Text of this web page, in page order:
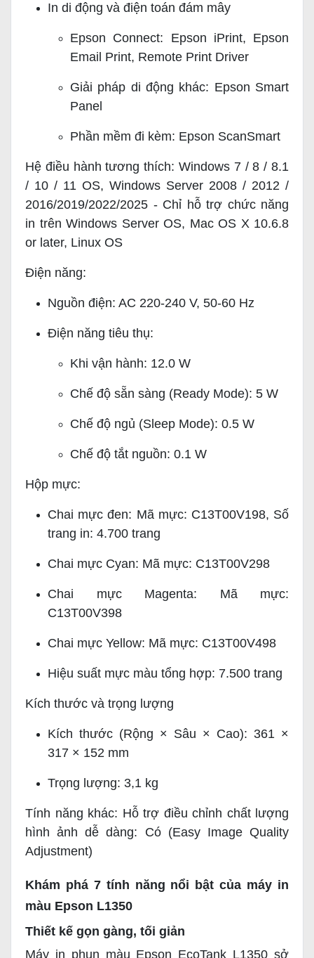
In di động và điện toán đám mây
Epson Connect: Epson iPrint, Epson
Email Print, Remote Print Driver
Giải pháp di động khác: Epson Smart
Panel
Phần mềm đi kèm: Epson ScanSmart
Hệ điều hành tương thích: Windows 7 / 8 / 8.1
/ 10 / 11 OS, Windows Server 2008 / 2012 /
2016/2019/2022/2025 - Chỉ hỗ trợ chức năng
in trên Windows Server OS, Mac OS X 10.6.8
or later, Linux OS
Điện năng:
Nguồn điện: AC 220-240 V, 50-60 Hz
Điện năng tiêu thụ:
Khi vận hành: 12.0 W
Chế độ sẵn sàng (Ready Mode): 5 W
Chế độ ngủ (Sleep Mode): 0.5 W
Chế độ tắt nguồn: 0.1 W
Hộp mực:
Chai mực đen: Mã mực: C13T00V198, Số
trang in: 4.700 trang
Chai mực Cyan: Mã mực: C13T00V298
Chai mực Magenta: Mã mực:
C13T00V398
Chai mực Yellow: Mã mực: C13T00V498
Hiệu suất mực màu tổng hợp: 7.500 trang
Kích thước và trọng lượng
Kích thước (Rộng × Sâu × Cao): 361 ×
317 × 152 mm
Trọng lượng: 3,1 kg
Tính năng khác: Hỗ trợ điều chỉnh chất lượng
hình ảnh dễ dàng: Có (Easy Image Quality
Adjustment)
Khám phá 7 tính năng nổi bật của máy in
màu Epson L1350
Thiết kế gọn gàng, tối giản
Máy in phun màu Epson EcoTank L1350 sở